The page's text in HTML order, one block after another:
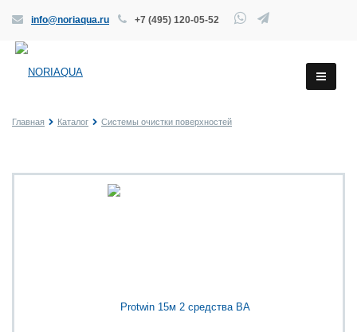
info@noriaqua.ru +7 (495) 120-05-52
Главная Каталог Системы очистки поверхностей